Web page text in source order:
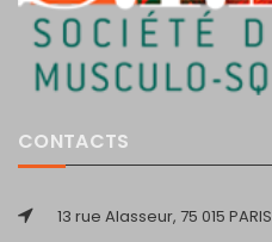
CONTACTS
13 rue Alasseur, 75 015 PARIS